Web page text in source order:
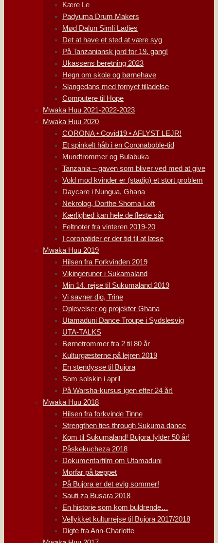
Kære Le
Padyuma Drum Makers
Mød Dalun Simli Ladies
Det at have et sted at være syg
På Tanzaniansk jord for 19. gang!
Ukassens beretning 2023
Hegn om skole og børnehave
Slangedans med fornyet tilladelse
Computere til Hope
Mwaka Huu 2021-2022-2023
Mwaka Huu 2020
CORONA • Covid19 • AFLYST LEJR!
Et spinkelt håb i en Coronaboble-tid
Mundtrommer og Bulabuka
Tanzania – gaven som bliver ved med at give
Vold mod kvinder er (stadig) et stort problem
Daycare i Nungua, Ghana
Nekrolog, Dorthe Shoma Loft
Kærlighed kan hele de fleste sår
Feltnoter fra vinteren 2019-20
I coronatider er der tid til at læse
Mwaka Huu 2019
Hilsen fra Forkvinden 2019
Vikingeruner i Sukamaland
Min 14. rejse til Sukumaland 2019
Vi savner dig, Trine
Oplevelser og projekter Ghana
Utamaduni Dance Troupe i Sydslesvig
UTA-TALKS
Børnetrommer fra 2 til 80 år
Kulturgæsterne på lejren 2019
En stendysse til Bujora
Som solskin i april
På Warsha-kursus igen efter 24 år!
Mwaka Huu 2018
Hilsen fra forkvinde Tinne
Strengthen ties through Sukuma dance
Kom til Sukumaland! Bujora fylder 50 år!
Påskekucheza 2018
Dokumentarfilm om Utamaduni
Morfar på tæppet
På Bujora er det evig sommer!
Sauti za Busara 2018
En historie som kom buldrende…
Vellykket kulturrejse til Bujora 2017/2018
Digte fra Ann-Charlotte